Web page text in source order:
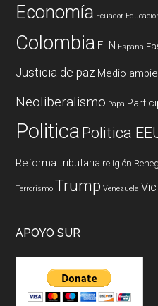
Economía Ecuador
Colombia ELN España
Justicia de paz Medio
Neoliberalismo Papa
PoliticaPolitica
Reforma tributaria religión
Terrorismo Trump Venezuela
APOYO SUR